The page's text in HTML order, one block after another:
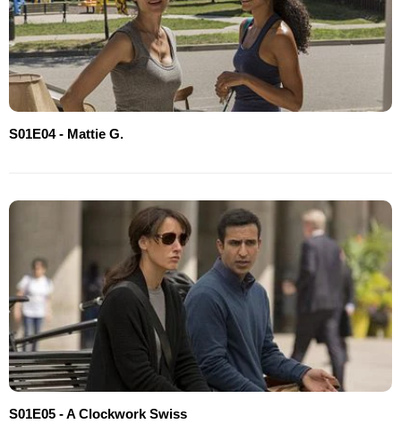
S01E04 - Mattie G.
S01E05 - A Clockwork Swiss